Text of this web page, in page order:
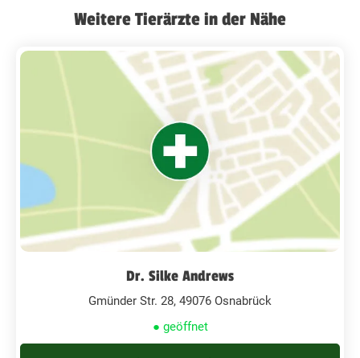
Weitere Tierärzte in der Nähe
Dr. Silke Andrews
Gmünder Str. 28, 49076 Osnabrück
● geöffnet